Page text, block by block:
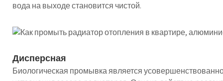
вода на выходе становится чистой.
Дисперсная
Биологическая промывка является